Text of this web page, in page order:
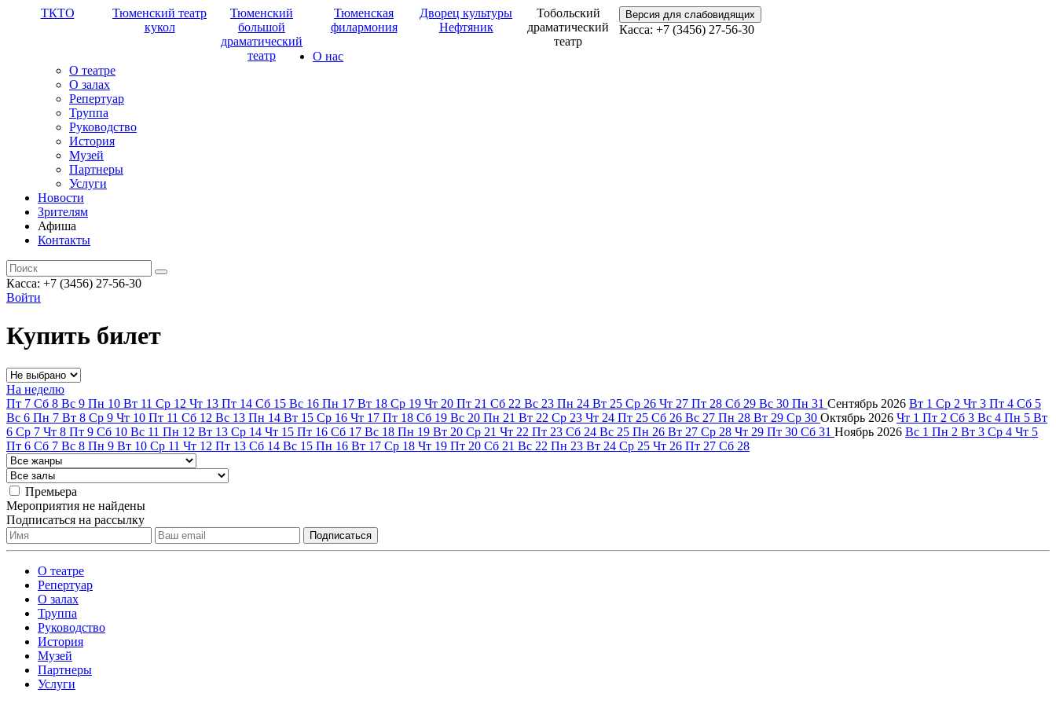
ТКТО
Тюменский театр
кукол
Тюменский
большой
драматический
театр
Тюменская
филармония
Дворец культуры
Нефтяник
Тобольский
драматический
театр
Версия для слабовидящих
Касса: +7 (3456) 27-56-30
О нас
О театре
О залах
Репертуар
Труппа
Руководство
История
Музей
Партнеры
Услуги
Новости
Зрителям
Афиша
Контакты
Касса: +7 (3456) 27-56-30
Войти
Купить билет
На неделю
Пт 7 Сб 8 Вс 9 Пн 10 Вт 11 Ср 12 Чт 13 Пт 14 Сб 15 Вс 16 Пн 17 Вт 18 Ср 19 Чт 20 Пт 21 Сб 22 Вс 23 Пн 24 Вт 25 Ср 26 Чт 27 Пт 28 Сб 29 Вс 30 Пн 31 Сентябрь 2026 Вт 1 Ср 2 Чт 3 Пт 4 Сб 5
Вс 6 Пн 7 Вт 8 Ср 9 Чт 10 Пт 11 Сб 12 Вс 13 Пн 14 Вт 15 Ср 16 Чт 17 Пт 18 Сб 19 Вс 20 Пн 21 Вт 22 Ср 23 Чт 24 Пт 25 Сб 26 Вс 27 Пн 28 Вт 29 Ср 30 Октябрь 2026 Чт 1 Пт 2 Сб 3 Вс 4 Пн 5 Вт
6 Ср 7 Чт 8 Пт 9 Сб 10 Вс 11 Пн 12 Вт 13 Ср 14 Чт 15 Пт 16 Сб 17 Вс 18 Пн 19 Вт 20 Ср 21 Чт 22 Пт 23 Сб 24 Вс 25 Пн 26 Вт 27 Ср 28 Чт 29 Пт 30 Сб 31 Ноябрь 2026 Вс 1 Пн 2 Вт 3 Ср 4 Чт 5
Пт 6 Сб 7 Вс 8 Пн 9 Вт 10 Ср 11 Чт 12 Пт 13 Сб 14 Вс 15 Пн 16 Вт 17 Ср 18 Чт 19 Пт 20 Сб 21 Вс 22 Пн 23 Вт 24 Ср 25 Чт 26 Пт 27 Сб 28
Премьера
Мероприятия не найдены
Подписаться на рассылку
О театре
Репертуар
О залах
Труппа
Руководство
История
Музей
Партнеры
Услуги